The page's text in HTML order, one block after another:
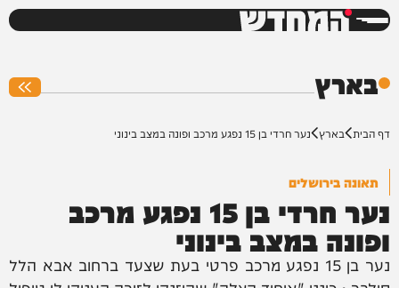
המחדש
בארץ
דף הבית בארץ נער חרדי בן 15 נפגע מרכב ופונה במצב בינוני
תאונה בירושלים
נער חרדי בן 15 נפגע מרכב
ופונה במצב בינוני
נער בן 15 נפגע מרכב פרטי בעת שצעד ברחוב אבא הלל